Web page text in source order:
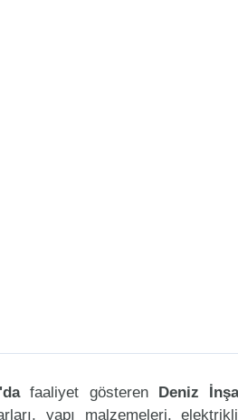
faaliyet gösteren Deniz
yapı malzemeleri,